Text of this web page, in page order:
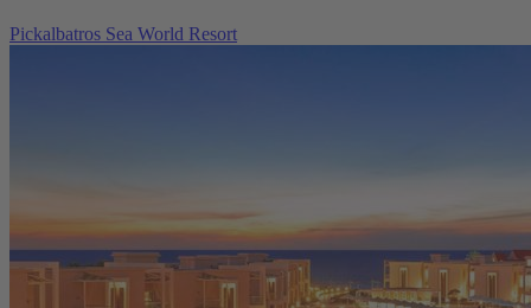
Pickalbatros Sea World Resort